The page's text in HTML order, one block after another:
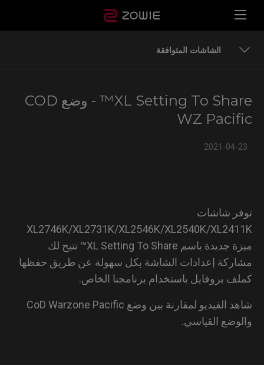
الشاشات المتوافقة
المتوافقة
XL Setting To Share™ - وضع COD
WZ
2021-04-
شاشات
XL2746K/XL2731K/XL2546K/XL2540K/
ميزة جديدة باسم XL Setting To Share™ تتيح لك
إعدادات الشاشة بكل سهولة عن طريق حفظها
بروفايل باستخدام برنامجنا الخاص.
شاهد الفيديو لمقارنة بين وضع CoD Warzone Pacific
القياسي.